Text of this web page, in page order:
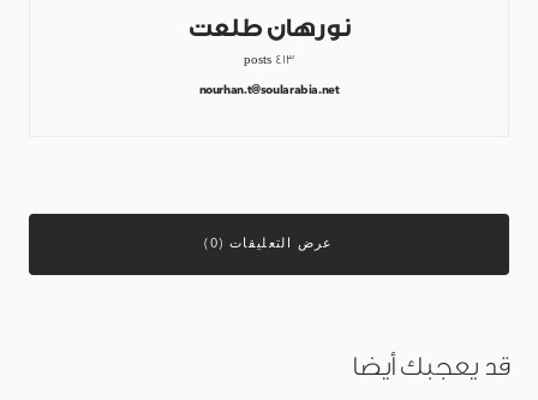
نورهان طلعت
413 posts
nourhan.t@soularabia.net
عرض التعليقات (0)
قد يعجبك أيضا